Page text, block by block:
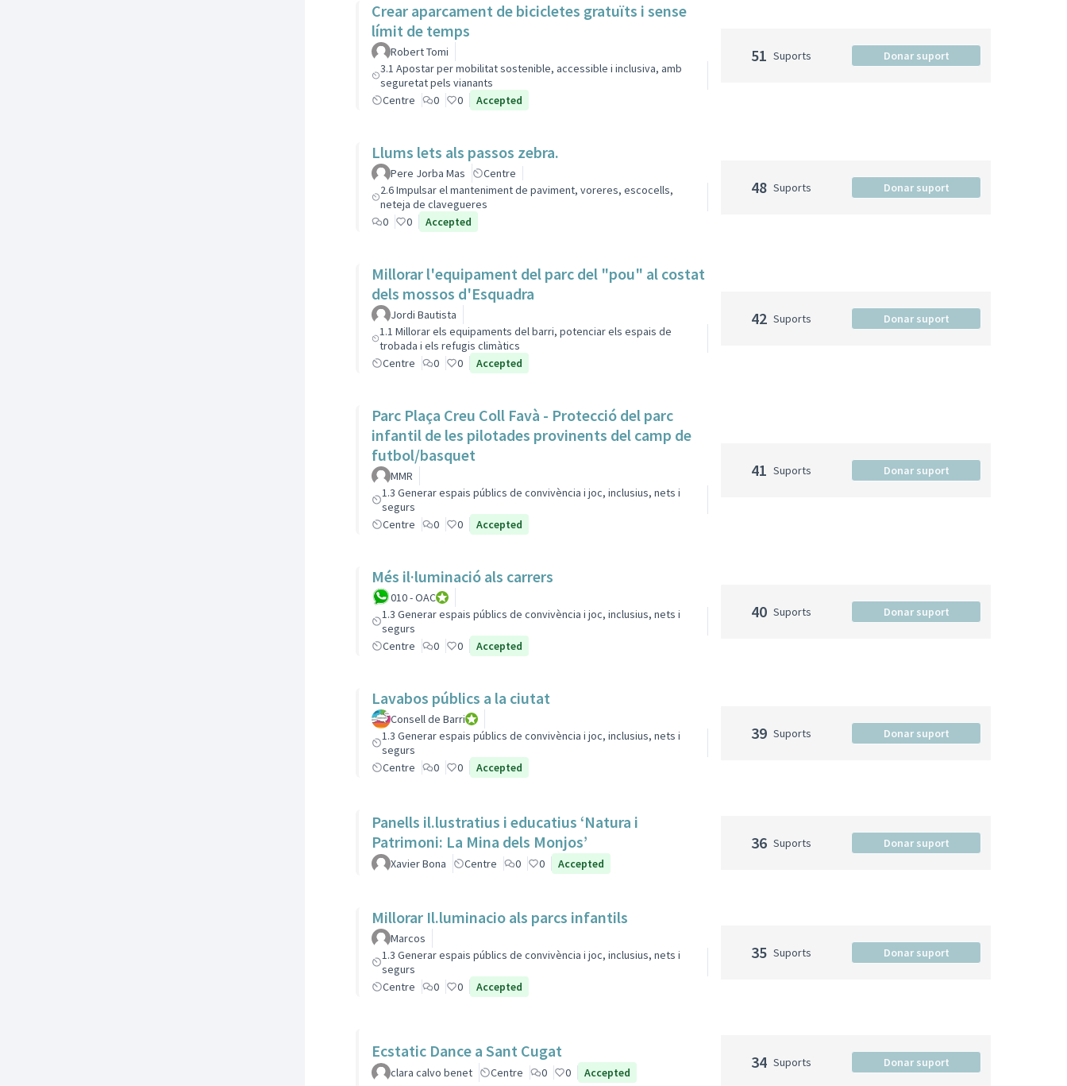
Crear aparcament de bicicletes gratuïts i sense
límit de temps
Robert Tomi
3.1 Apostar per mobilitat sostenible, accessible i inclusiva, amb
seguretat pels vianants
Centre
0 0 Accepted
51 Suports Donar suport
Llums lets als passos zebra.
Pere Jorba Mas
Centre
2.6 Impulsar el manteniment de paviment, voreres, escocells,
neteja de clavegueres
0
0 Accepted
48 Suports Donar suport
Millorar l'equipament del parc del "pou" al costat
dels mossos d'Esquadra
Jordi Bautista
1.1 Millorar els equipaments del barri, potenciar els espais de
trobada i els refugis climàtics
Centre
0 0 Accepted
42 Suports Donar suport
Parc Plaça Creu Coll Favà - Protecció del parc
infantil de les pilotades provinents del camp de
futbol/basquet
MMR
1.3 Generar espais públics de convivència i joc, inclusius, nets i
segurs
Centre
0 0 Accepted
41 Suports Donar suport
Més il·luminació als carrers
010 - OAC010 - Oficina d'Atenció Ciutadana
1.3 Generar espais públics de convivència i joc, inclusius, nets i
segurs
Centre
0 0 Accepted
40 Suports Donar suport
Lavabos públics a la ciutat
Consell de BarriConsell de Barri
1.3 Generar espais públics de convivència i joc, inclusius, nets i
segurs
Centre
0 0 Accepted
39 Suports Donar suport
Panells il.lustratius i educatius ‘Natura i
Patrimoni: La Mina dels Monjos’
Xavier Bona Centre 0 0 Accepted
36 Suports Donar suport
Millorar Il.luminacio als parcs infantils
Marcos
1.3 Generar espais públics de convivència i joc, inclusius, nets i
segurs
Centre
0 0 Accepted
35 Suports Donar suport
Ecstatic Dance a Sant Cugat
clara calvo benet Centre 0 0 Accepted
34 Suports Donar suport